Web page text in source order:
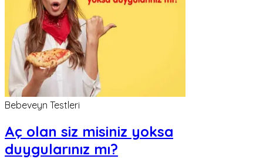
Bebeveyn Testleri
Aç olan siz misiniz yoksa
duygularınız mı?